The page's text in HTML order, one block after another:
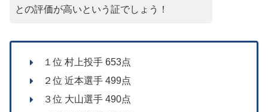
との評価が高いという証でしょう！
１位 村上投手 653点
２位 近本選手 499点
３位 大山選手 490点